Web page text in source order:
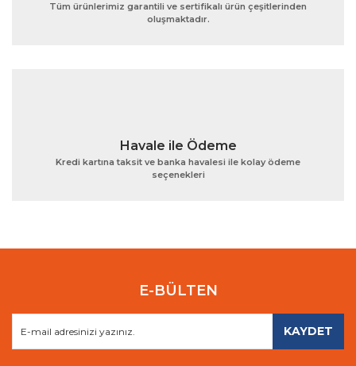
Gönder
Tüm ürünlerimiz garantili ve sertifikalı ürün çeşitlerinden
oluşmaktadır.
Havale ile Ödeme
Kredi kartına taksit ve banka havalesi ile kolay ödeme
seçenekleri
E-BÜLTEN
KAYDET